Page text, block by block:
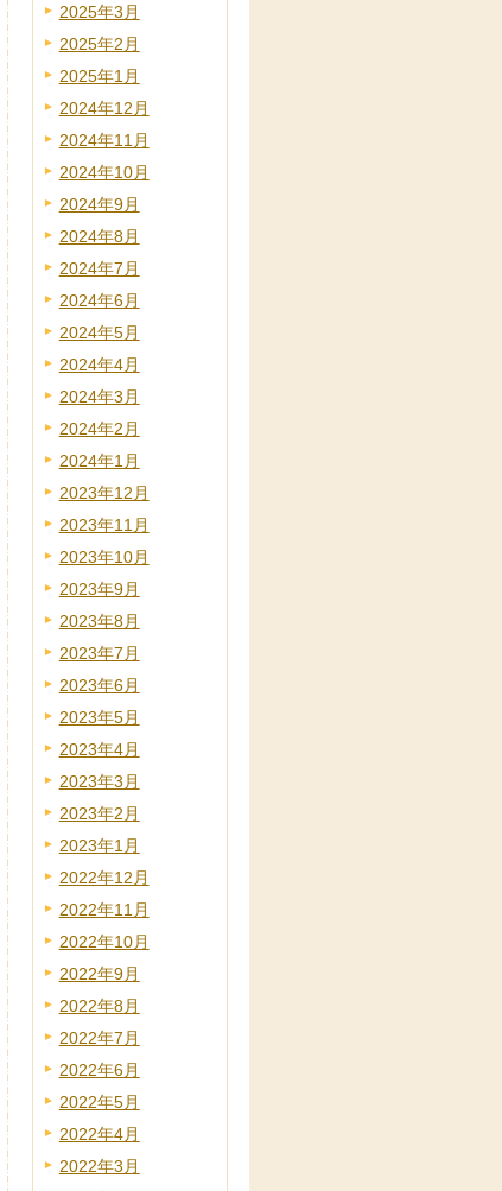
2025年3月
2025年2月
2025年1月
2024年12月
2024年11月
2024年10月
2024年9月
2024年8月
2024年7月
2024年6月
2024年5月
2024年4月
2024年3月
2024年2月
2024年1月
2023年12月
2023年11月
2023年10月
2023年9月
2023年8月
2023年7月
2023年6月
2023年5月
2023年4月
2023年3月
2023年2月
2023年1月
2022年12月
2022年11月
2022年10月
2022年9月
2022年8月
2022年7月
2022年6月
2022年5月
2022年4月
2022年3月